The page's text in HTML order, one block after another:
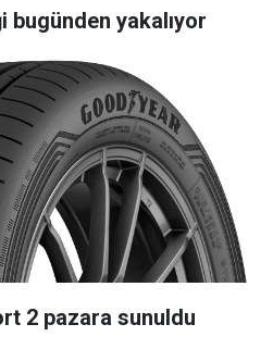
bugünden yakalıyor
2 pazara sunuldu